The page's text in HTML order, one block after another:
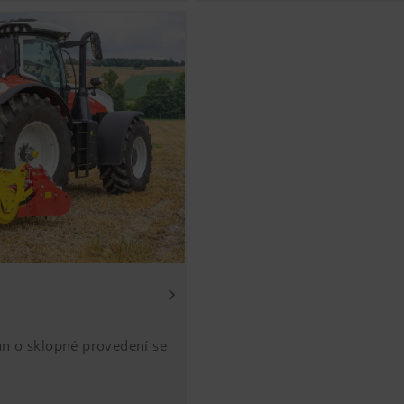
Účel cookies
Analýza používání webové stránky, viz níže.
obsah na našich webových stránkách a na sociálních
partnerských společností. Výsledkem je, že
není spuštěno nějaké video. Bližší informace najdete
půdy a každou
o sklopné provedení se